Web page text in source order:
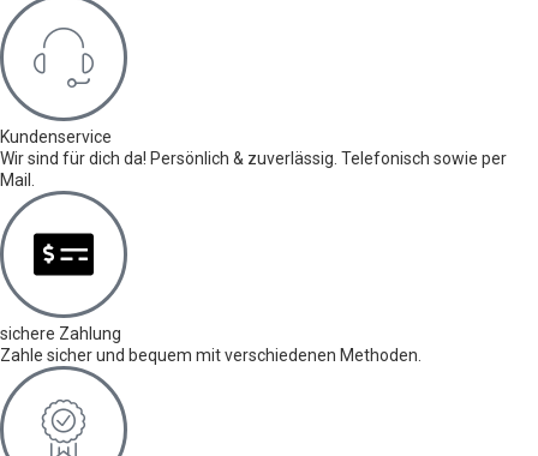
Kundenservice
Wir sind für dich da! Persönlich & zuverlässig. Telefonisch sowie per
Mail.
sichere Zahlung
Zahle sicher und bequem mit verschiedenen Methoden.